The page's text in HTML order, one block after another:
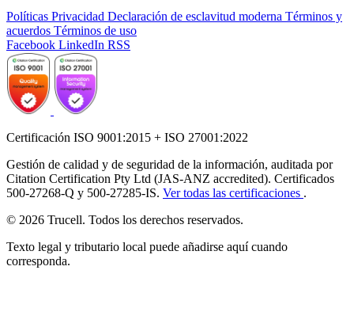
Políticas Privacidad Declaración de esclavitud moderna Términos y
acuerdos Términos de uso
Facebook LinkedIn RSS
Certificación ISO 9001:2015 + ISO 27001:2022
Gestión de calidad y de seguridad de la información, auditada por
Citation Certification Pty Ltd (JAS-ANZ accredited). Certificados
500-27268-Q y 500-27285-IS. Ver todas las certificaciones .
© 2026 Trucell. Todos los derechos reservados.
Texto legal y tributario local puede añadirse aquí cuando
corresponda.